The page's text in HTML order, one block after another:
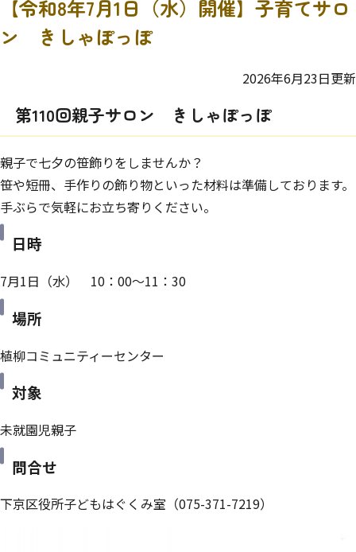
【令和8年7月1日（水）開催】子育てサロ
ン きしゃぽっぽ
2026年6月23日更新
第110回親子サロン きしゃぽっぽ
親子で七夕の笹飾りをしませんか？
笹や短冊、手作りの飾り物といった材料は準備しております。
手ぶらで気軽にお立ち寄りください。
日時
7月1日（水） 10：00～11：30
場所
植柳コミュニティーセンター
対象
未就園児親子
問合せ
下京区役所子どもはぐくみ室（075-371-7219）